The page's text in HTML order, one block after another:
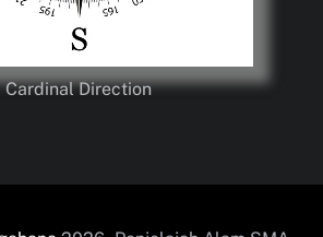
Cardinal Direction